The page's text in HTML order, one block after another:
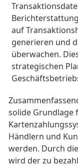
auf
generieren und
überwachen.
strategischen
solide Grundlage
Händlern und
werden. Durch
wird der zu